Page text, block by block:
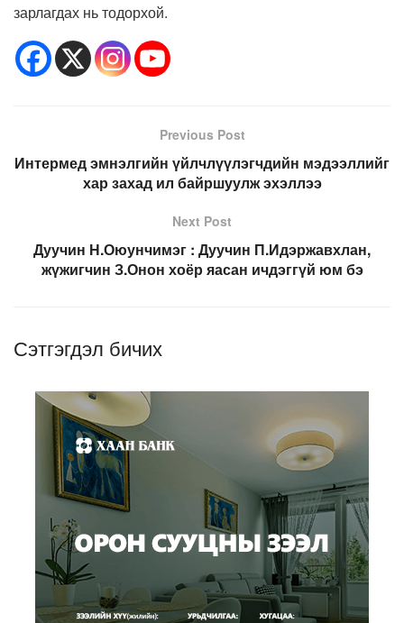
зарлагдах нь тодорхой.
Previous Post
Интермед эмнэлгийн үйлчлүүлэгчдийн мэдээллийг
хар захад ил байршуулж эхэллээ
Next Post
Дуучин Н.Оюунчимэг : Дуучин П.Идэржавхлан,
жүжигчин З.Онон хоёр яасан ичдэггүй юм бэ
Сэтгэгдэл бичих